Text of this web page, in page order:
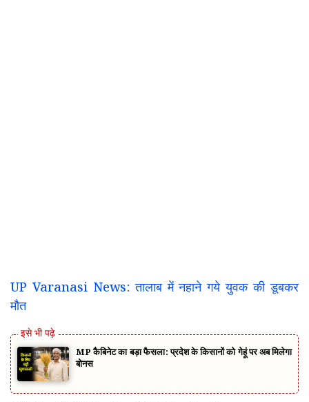
UP Varanasi News: तालाब में नहाने गये युवक की डूबकर
मौत
MP कैबिनेट का बड़ा फैसला: प्रदेश के किसानों को गेहूं पर अब मिलेगा
बोनस